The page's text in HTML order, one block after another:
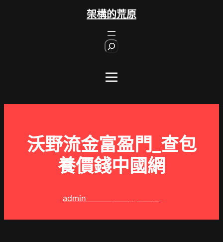
架構的荒原
沃野流金富盈門_查包
養價錢中國網
admin